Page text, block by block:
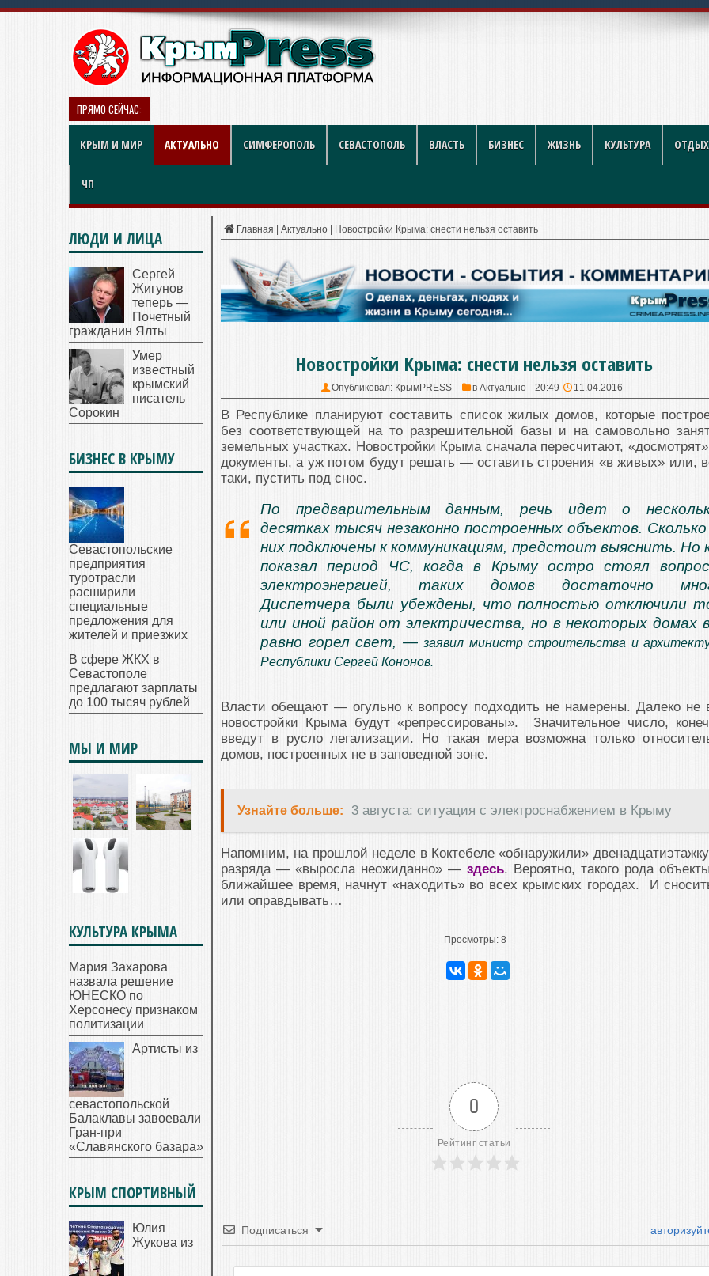
ПРЯМО СЕЙЧАС:
КРЫМ И МИР АКТУАЛЬНО СИМФЕРОПОЛЬ СЕВАСТОПОЛЬ ВЛАСТЬ БИЗНЕС ЖИЗНЬ КУЛЬТУРА
ЧП
Главная Актуально Новостройки Крыма: снести нельзя оставить
Новостройки Крыма: снести нельзя оставить
Опубликовал: КрымPRESS в Актуально 20:49 11.04.2016
В Республике планируют составить список жилых домов, которые
без соответствующей на то разрешительной базы и на самовольно
земельных участках. Новостройки Крыма сначала пересчитают,
документы, а уж потом будут решать — оставить строения «в живых» или,
таки, пустить под снос.
По предварительным данным, речь идет о
десятках тысяч незаконно построенных объектов. Сколько
них подключены к коммуникациям, предстоит выяснить. Но
показал период ЧС, когда в Крыму остро стоял
электроэнергией, таких домов достаточно
Диспетчера были убеждены, что полностью отключили
или иной район от электричества, но в некоторых домах
равно горел свет, — заявил министр строительства и
Республики Сергей Кононов.
Власти обещают — огульно к вопросу подходить не намерены. Далеко не
новостройки Крыма будут «репрессированы». Значительное число,
введут в русло легализации. Но такая мера возможна только
домов, построенных не в заповедной зоне.
Узнайте больше: 3 августа: ситуация с электроснабжением в Крыму
Напомним, на прошлой неделе в Коктебеле «обнаружили»
разряда — «выросла неожиданно» — здесь. Вероятно, такого рода
ближайшее время, начнут «находить» во всех крымских городах. И
или оправдывать…
Просмотры: 8
0
Рейтинг статьи
Подписаться
ЛЮДИ И ЛИЦА
Сергей
Жигунов
теперь —
Почетный
гражданин Ялты
Умер
известный
крымский
писатель
Сорокин
БИЗНЕС В КРЫМУ
Севастопольские
предприятия
туротрасли
расширили
специальные
предложения для
жителей и приезжих
В сфере ЖКХ в
Севастополе
предлагают зарплаты
до 100 тысяч рублей
МЫ И МИР
КУЛЬТУРА КРЫМА
Мария Захарова
назвала решение
ЮНЕСКО по
Херсонесу признаком
политизации
Артисты из
севастопольской
Балаклавы завоевали
Гран-при
«Славянского базара»
КРЫМ СПОРТИВНЫЙ
Юлия
Жукова из